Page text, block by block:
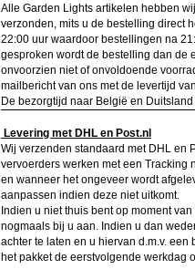
Alle Garden Lights artikelen hebben
verzonden, mits u de bestelling direct
22:00 uur waardoor bestellingen na
gesproken wordt de bestelling dan de
onvoorzien niet of onvoldoende
mailbericht van ons met de levertijd
De bezorgtijd naar België en
Levering met DHL en Post.nl
Wij verzenden standaard met DHL en
vervoerders werken met een Tracking
en wanneer het ongeveer wordt
aanpassen indien deze niet uitkomt.
Indien u niet thuis bent op moment
nogmaals bij u aan. Indien u dan
achter te laten en u hiervan d.m.v.
het pakket de eerstvolgende werkdag